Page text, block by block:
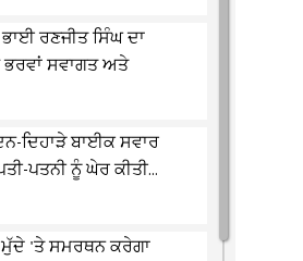
ਰਣਜੀਤ ਸਿੰਘ ਦਾ
ਭਰਵਾਂ ਸਵਾਗਤ ਅਤੇ
ਦਿਹਾੜੇ ਬਾਈਕ ਸਵਾਰ
ਪਤਨੀ ਨੂੰ ਘੇਰ ਕੀਤੀ...
ਮੁੱਦੇ 'ਤੇ ਸਮਰਥਨ ਕਰੇਗਾ